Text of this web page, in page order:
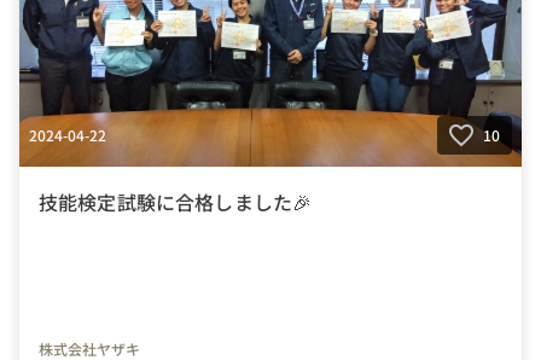
2024-04-22 10
技能検定試験に合格しました🎉
株式会社ヤザキ